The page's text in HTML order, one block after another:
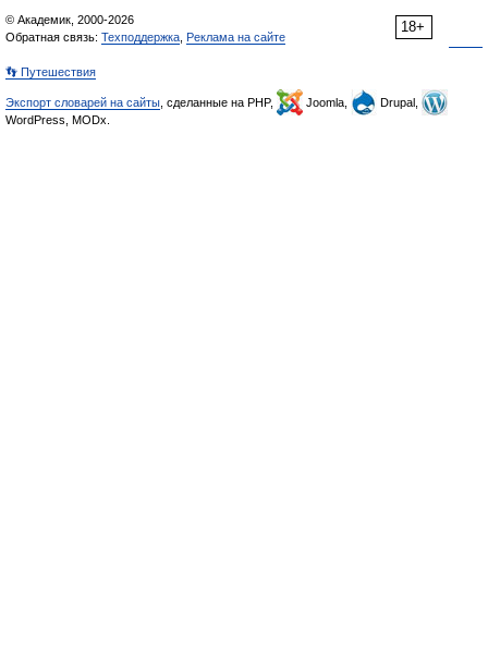
18+
© Академик, 2000-2026
Обратная связь: Техподдержка Реклама на сайте
👣 Путешествия
Экспорт словарей на сайты , сделанные на PHP, Joomla,
Drupal,
WordPress, MODx.